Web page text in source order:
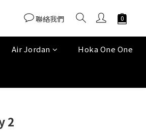
聯絡我們
Air Jordan Hoka One One
2